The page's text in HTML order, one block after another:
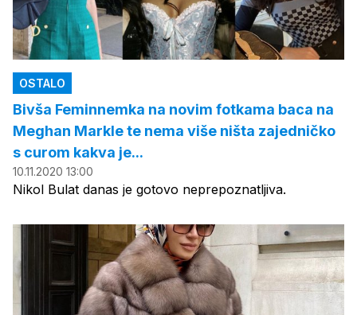
OSTALO
Bivša Feminnemka na novim fotkama baca na
Meghan Markle te nema više ništa zajedničko
s curom kakva je...
10.11.2020 13:00
Nikol Bulat danas je gotovo neprepoznatljiva.